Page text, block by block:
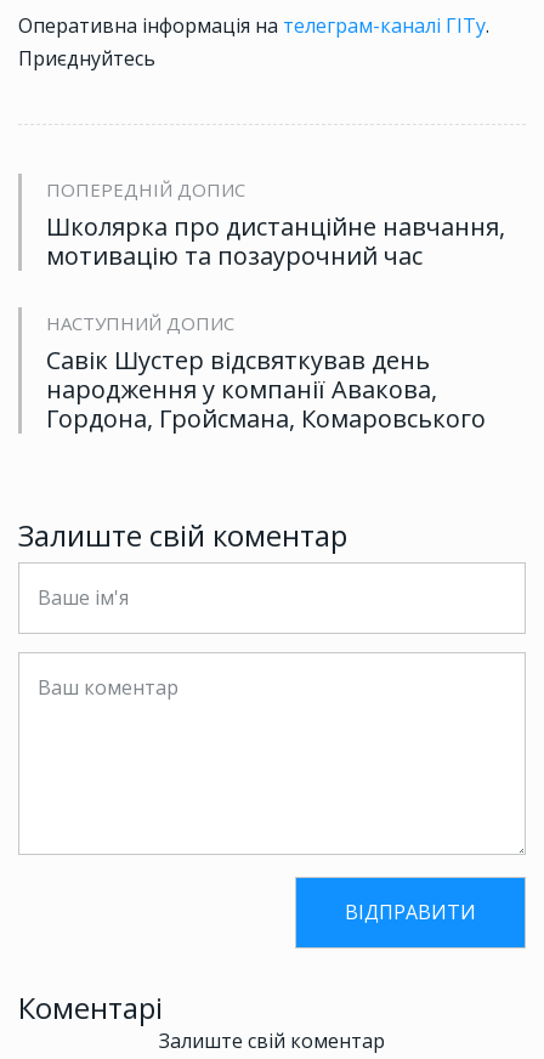
Оперативна інформація на телеграм-каналі ГІТу.
Приєднуйтесь
ПОПЕРЕДНІЙ ДОПИС
Школярка про дистанційне навчання,
мотивацію та позаурочний час
НАСТУПНИЙ ДОПИС
Савік Шустер відсвяткував день
народження у компанії Авакова,
Гордона, Гройсмана, Комаровського
Залиште свій коментар
Коментарі
Залиште свій коментар